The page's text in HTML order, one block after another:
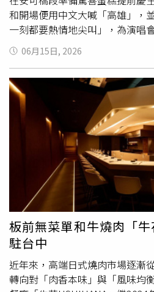
外食族少喝湯、少醬料、多蔬菜
炸雞排便當與炸排骨飯。醫師表
塊，過量蛋白質攝取會迫使腎臟
外，高溫油炸產生的糖化終產物
與發炎反應，不僅傷害心血管，
化。長期下來，腎功能衰退風險
為清淡的鍋貼與水餃，則被洪永
了提升內餡香氣與多汁口感，業
及肥肉調味，光是吃下10顆鍋
1000毫克。看似清爽，實際上卻
物。至於第五名則是深受不少民
拉麵還是味噌拉麵 ，其濃
的鈉、磷與鉀。洪永祥形容，若把
同讓腎臟「整天泡在濃鹽水裡」
磷飲食會增加腎小球硬化、血管
性腎臟病的重要危險因子。洪永
腎，關鍵在於飲食選擇與攝取方
少淋醬汁、減少加工食品，多選
攝取較重口味餐點，也應適量補
和開場便用中文大喊「高雄」，
一刻都要熱情地尖叫」，為演唱
滿歌曲，也少不了CNBLUE招牌
Talking時爆料，許多人以為鄭容
「甜蜜情歌元祖」，更笑稱每次
看到鄭容和「不知所措的屁股」
「你看了嗎？我的屁股」、「
翻。李正信也被捲入話題，自豪
的屁股非常剛好」，意外成為
時，全場突然響起生日快樂歌，
迎來生日的鄭容和與姜敏赫提
飛快，「生日真的快到了，不
則在一旁笑虧：「你不是才28
到自己的生日時，9月生日的李
能在生日之前站上更大的高雄場
生日禮物」，展現對再次來台演
食行程，三人透露已經吃了牛肉
料理。當鄭容和拋出「世界級米
「自己煮的辛拉麵 」二選一時，
06月15日, 2026
板前無菜單和牛燒肉「
駐台中
近年來，高端日式燒肉市場逐漸
轉向對「肉香本味」與「風味均